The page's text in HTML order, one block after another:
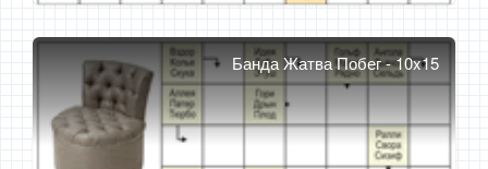
Банда Жатва Побег - 10x15